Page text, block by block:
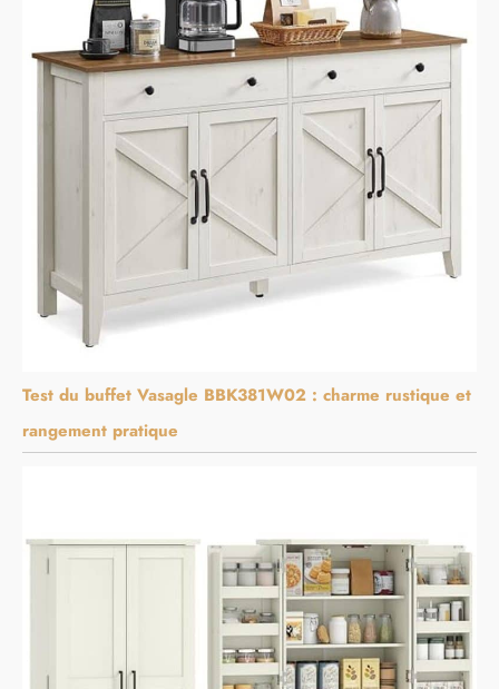
Test du buffet Vasagle BBK381W02 : charme rustique et
rangement pratique